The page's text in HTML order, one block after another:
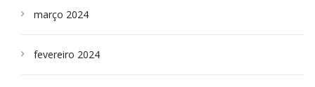
março 2024
fevereiro 2024